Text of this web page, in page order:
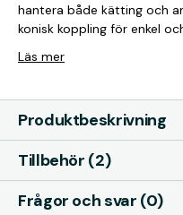
hantera både kätting och
konisk koppling för enkel
säljs inte i kompletta paket
nedanstående steg: 1 Däcksenhet V4-V5 - däcksenhet
(nuvarande produkt) V4-V5 - däcksenhet med lintrumma 2
Motor/Växelhus V4 Elektrisk motor och växelhus V5 Elektrisk
motor och växelhus V4/V5 Hydraulisk motor och växelhus 3
Kättinghjul Kättinghjul till V4/V5 4 Automatsäkring V4/V5 12V:
150A (68000351) V4/V5 24V: 110A (68000350) 5 Kontaktor
Läs mer
Produktbeskrivning
Tillbehör (2)
Frågor och svar (0)